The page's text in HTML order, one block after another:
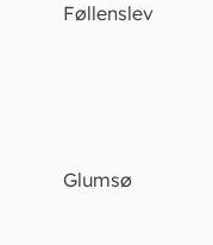
Føllenslev
Glumsø